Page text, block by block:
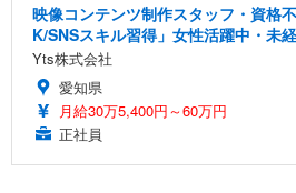
映像コンテンツ制作スタッフ・資格
K/SNSスキル習得」女性活躍中・未
Yts株式会社
愛知県
月給30万5,400円～60万円
正社員